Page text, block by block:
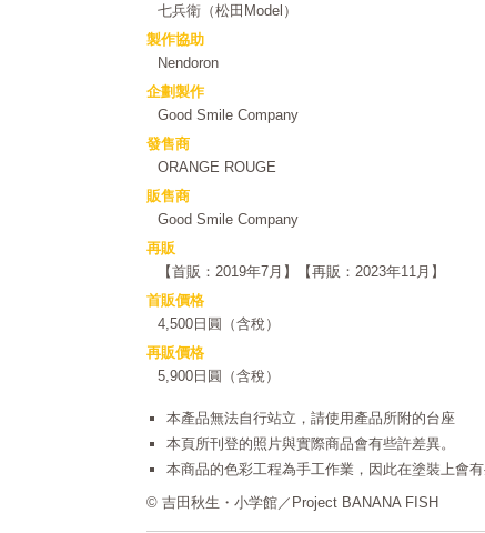
七兵衛（松田Model）
製作協助
Nendoron
企劃製作
Good Smile Company
發售商
ORANGE ROUGE
販售商
Good Smile Company
再販
【首販：2019年7月】【再販：2023年11月】
首販價格
4,500日圓（含稅）
再販價格
5,900日圓（含稅）
本產品無法自行站立，請使用產品所附的台座
本頁所刊登的照片與實際商品會有些許差異。
本商品的色彩工程為手工作業，因此在塗裝上會
© 吉田秋生・小学館／Project BANANA FISH